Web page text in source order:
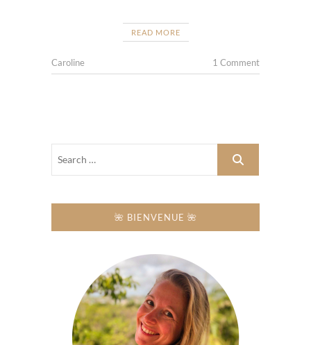
READ MORE
Caroline 1 Comment
🌺 BIENVENUE 🌺